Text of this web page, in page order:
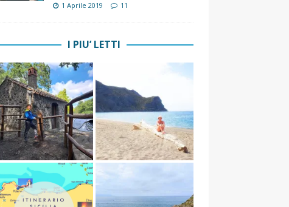
1 Aprile 2019 11
I PIU’ LETTI